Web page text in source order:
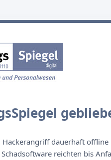
Hackerangriff dauerhaft
reichten bis